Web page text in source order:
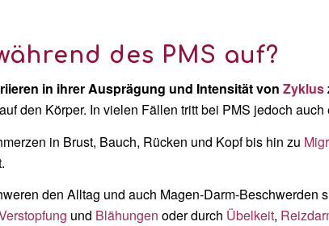
des PMS auf?
in ihrer Ausprägung und Intensität vonZyklus
den Körper. In vielen Fällen tritt bei PMS jedoch
in Brust, Bauch, Rücken und Kopf bis hin zu
den Alltag und auch Magen-Darm-Beschwerden
und Blähungen oder durch Übelkeit,